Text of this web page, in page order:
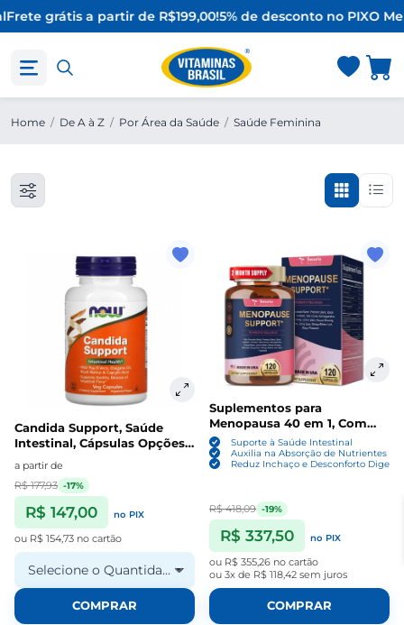
Frete grátis a partir de R$199,00!5% de desconto no PIXO
Home / De A à Z / Por Área da Saúde / Saúde Feminina
Candida Support, Saúde
Intestinal, Cápsulas Opções,
a partir de
R$ 177,93 -17%
R$ 147,00 no PIX
ou R$ 154,73 no cartão
Selecione o Quantidade
COMPRAR
Suplementos para
Menopausa 40 em 1, Com
probióticos, DIM, Vitex,
Dong Quai, Trevo vermelho
e Vitaminas, 120 Cápsulas, To
Suporte à Saúde Intestinal
Auxilia na Absorção de Nutrientes
Reduz Inchaço e Desconforto
R$ 418,09 -19%
R$ 337,50 no PIX
ou R$ 355,26 no cartão
ou 3x de R$ 118,42 sem juros
COMPRAR